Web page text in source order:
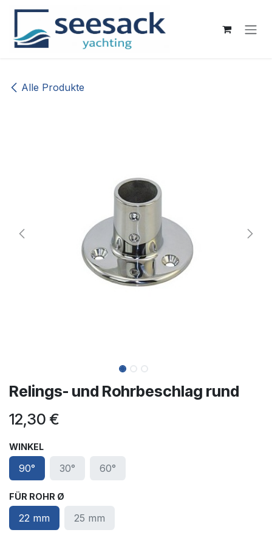
Zum Inhalt springen
Alle Produkte
Relings- und Rohrbeschlag rund
12,30 €
WINKEL
90° 30° 60°
FÜR ROHR Ø
22 mm 25 mm